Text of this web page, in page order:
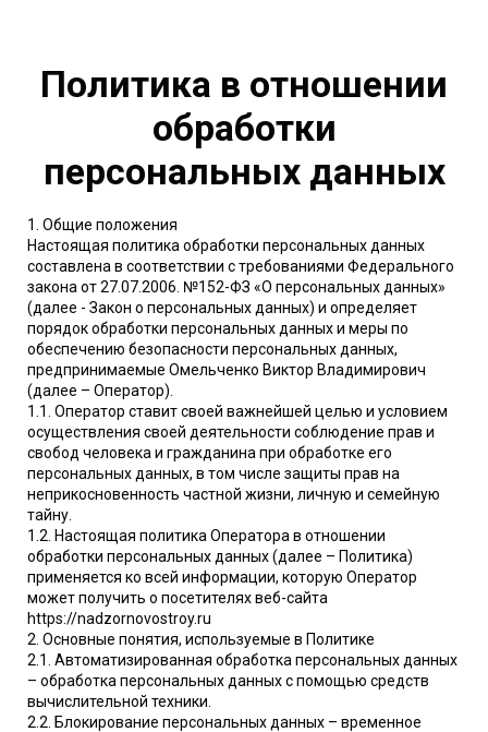
Политика в отношении
обработки
персональных данных
1. Общие положения
Настоящая политика обработки персональных данных
составлена в соответствии с требованиями Федерального
закона от 27.07.2006. №152-ФЗ «О персональных данных»
(далее - Закон о персональных данных) и определяет
порядок обработки персональных данных и меры по
обеспечению безопасности персональных данных,
предпринимаемые Омельченко Виктор Владимирович
(далее – Оператор).
1.1. Оператор ставит своей важнейшей целью и условием
осуществления своей деятельности соблюдение прав и
свобод человека и гражданина при обработке его
персональных данных, в том числе защиты прав на
неприкосновенность частной жизни, личную и семейную
тайну.
1.2. Настоящая политика Оператора в отношении
обработки персональных данных (далее – Политика)
применяется ко всей информации, которую Оператор
может получить о посетителях веб-сайта
https://nadzornovostroy.ru
2. Основные понятия, используемые в Политике
2.1. Автоматизированная обработка персональных данных
– обработка персональных данных с помощью средств
вычислительной техники.
2.2. Блокирование персональных данных – временное